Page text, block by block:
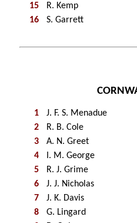
15
R. Kemp
16
S. Garrett
1 J. F. S. Menadue
2
R. B. Cole
3
A. N. Greet
4
I. M. George
5
R. J. Grime
6
J. J. Nicholas
7
J. K. Davis
8
G. Lingard